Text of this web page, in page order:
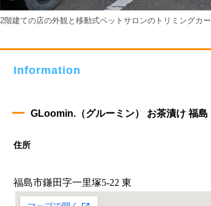
2階建ての店の外観と移動式ペットサロンのトリミングカー
Information
GLoomin.（グルーミン） お茶漬け 福島
住所